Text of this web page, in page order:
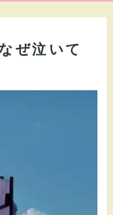
ぜ泣いて